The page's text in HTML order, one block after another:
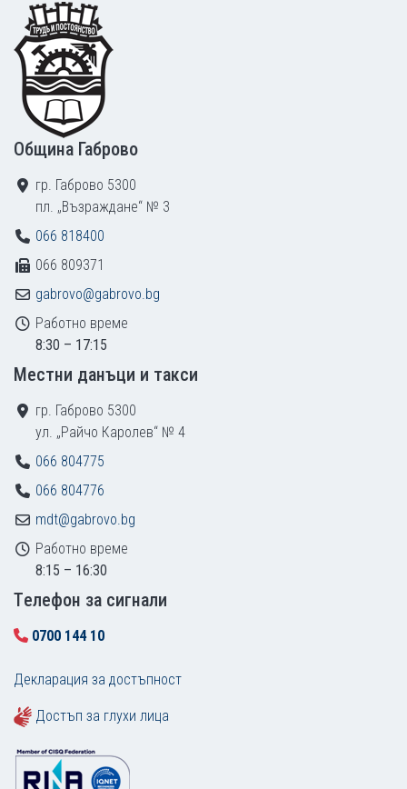
Footer
Община Габрово
гр. Габрово 5300
пл. „Възраждане“ № 3
066 818400
066 809371
gabrovo@gabrovo.bg
Работно време
8:30 – 17:15
Местни данъци и такси
гр. Габрово 5300
ул. „Райчо Каролев“ № 4
066 804775
066 804776
mdt@gabrovo.bg
Работно време
8:15 – 16:30
Tелефон за сигнали
0700 144 10
Декларация за достъпност
Достъп за глухи лица